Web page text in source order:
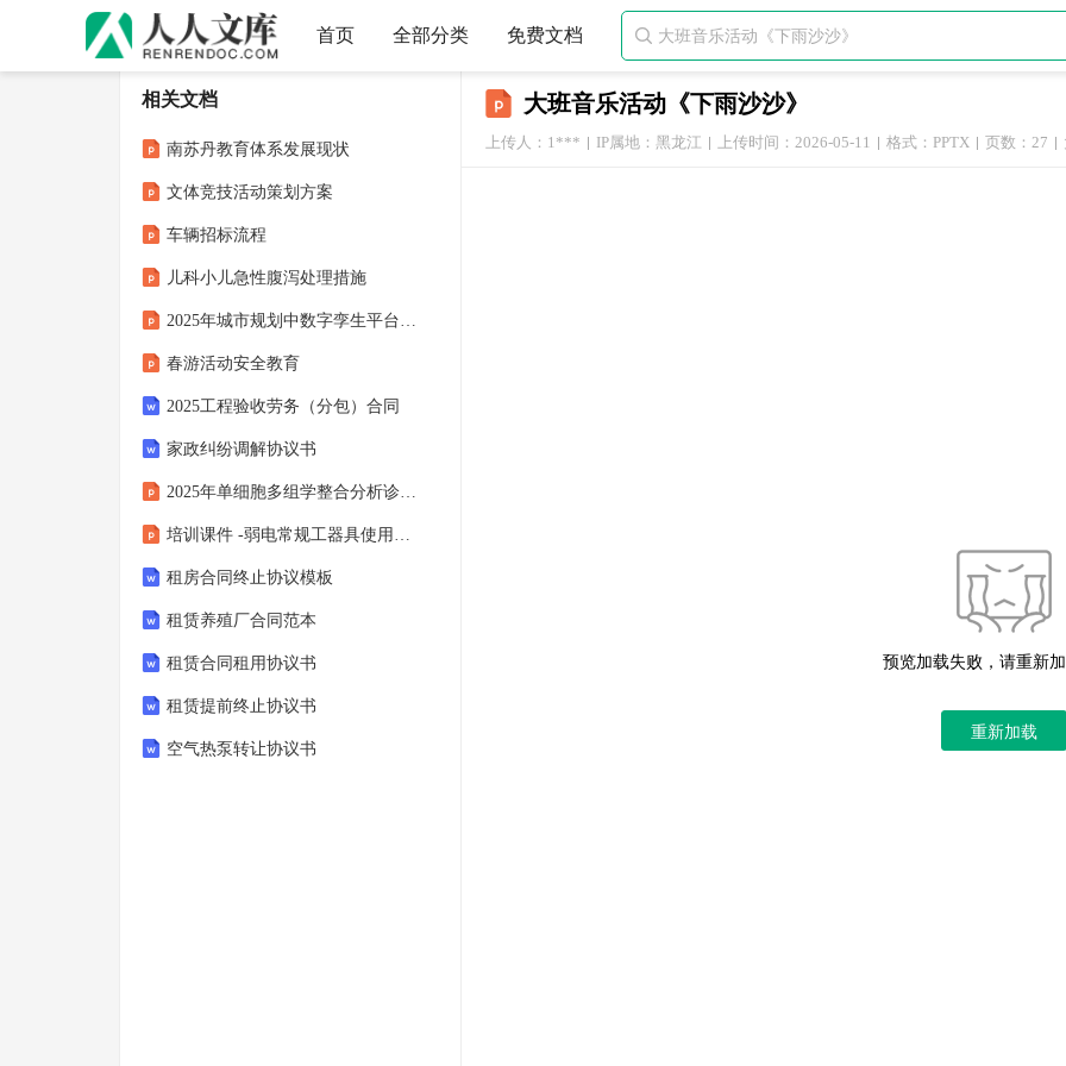
首页 全部分类 免费文档 
大班音乐活动《下雨沙沙》
上传人：1*** IP属地：黑龙江 上传时间：2026-05-11 格式：PPTX 页数：27
预览加载失败，请重新
重新加载
相关文档
南苏丹教育体系发展现状
文体竞技活动策划方案
车辆招标流程
儿科小儿急性腹泻处理措施
2025年城市规划中数字孪生平台安全审计
春游活动安全教育
2025工程验收劳务（分包）合同
家政纠纷调解协议书
2025年单细胞多组学整合分析诊断应用
培训课件 -弱电常规工器具使用培训
租房合同终止协议模板
租赁养殖厂合同范本
租赁合同租用协议书
租赁提前终止协议书
空气热泵转让协议书